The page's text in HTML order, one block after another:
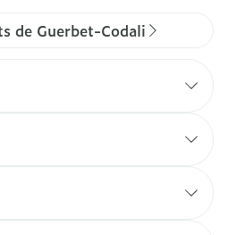
de Guerbet-Codali